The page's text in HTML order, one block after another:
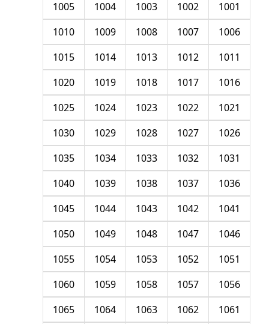
1001
1002
1003
1004
1005
1006
1007
1008
1009
1010
1011
1012
1013
1014
1015
1016
1017
1018
1019
1020
1021
1022
1023
1024
1025
1026
1027
1028
1029
1030
1031
1032
1033
1034
1035
1036
1037
1038
1039
1040
1041
1042
1043
1044
1045
1046
1047
1048
1049
1050
1051
1052
1053
1054
1055
1056
1057
1058
1059
1060
1061
1062
1063
1064
1065